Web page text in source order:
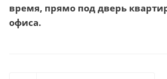
время, прямо под дверь
офиса.